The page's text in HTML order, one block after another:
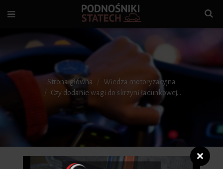
Strona główna
Wiedza motoryzacyjna
Czy dodanie wagi do skrzyni ładunkowej...
❌